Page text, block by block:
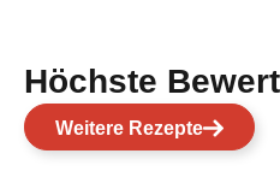
Höchste
Weitere Rezepte